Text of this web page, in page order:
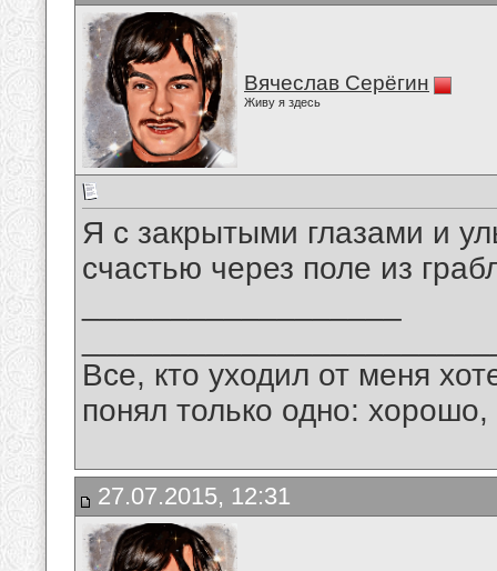
Вячеслав Серёгин
Живу я здесь
Я с закрытыми глазами и
счастью через поле из
Все, кто уходил от меня
понял только одно:
27.07.2015, 12:31